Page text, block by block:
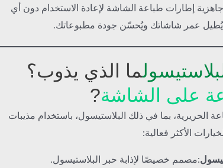
إطارات طباعة الشاشة لإعادة الاستخدام دون أي
يُطيل عمر شاشاتك ويُحسّن جودة مطبوعاتك.
ما الذي يذوب؟
على الشاشة?
الحريرية، بما في ذلك البلاستيسول، باستخدام مذيبات
الأكثر فعالية:
:مصمم خصيصًا لإذابة حبر البلاستيسول.